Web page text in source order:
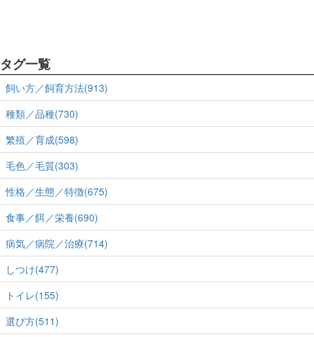
タグ一覧
飼い方／飼育方法(913)
種類／品種(730)
繁殖／育成(598)
毛色／毛質(303)
性格／生態／特徴(675)
食事／餌／栄養(690)
病気／病院／治療(714)
しつけ(477)
トイレ(155)
選び方(511)